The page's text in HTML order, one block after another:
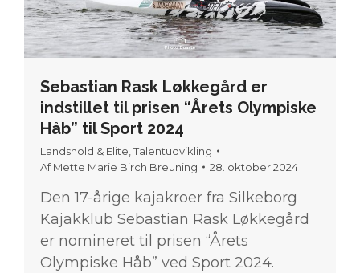
Sebastian Rask Løkkegård er
indstillet til prisen “Årets Olympiske
Håb” til Sport 2024
Landshold & Elite,Talentudvikling
AfMette Marie Birch Breuning 28. oktober 2024
Den 17-årige kajakroer fra Silkeborg
Kajakklub Sebastian Rask Løkkegård
er nomineret til prisen “Årets
Olympiske Håb” ved Sport 2024.